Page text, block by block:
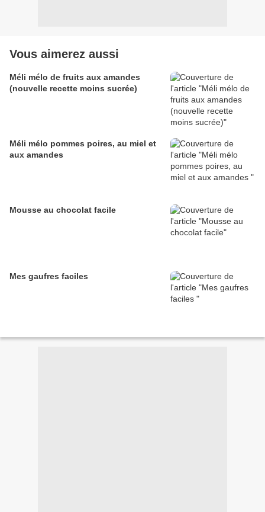
Vous aimerez aussi
Méli mélo de fruits aux amandes
(nouvelle recette moins sucrée)
Méli mélo pommes poires, au miel et
aux amandes
Mousse au chocolat facile
Mes gaufres faciles